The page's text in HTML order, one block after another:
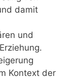
damit
und
Kontext der